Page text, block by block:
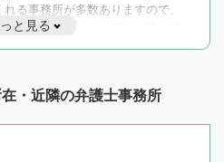
る事務所が多数ありますので、
合はそのような事務所に絞り込
て再検索
と見る
・近隣の弁護士事務所